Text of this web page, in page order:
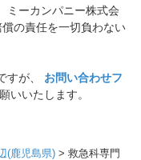
ミーカンパニー株式会
の責任を一切負わない
すが、 お問い合わせフ
いいたします。
(鹿児島県) > 救急科専門